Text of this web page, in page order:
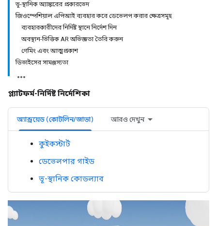
ভূ-স্থানিক অ্যাঙ্করের প্রকারভেদ
জিওস্পেশিয়াল এপিআই ব্যবহার করে ডেভেলপ করার ক্ষেত্রসমূহ
ব্যবহারকারীদের নির্দিষ্ট স্থানে নির্দেশ দিন
অবস্থান-ভিত্তিক AR অভিজ্ঞতা তৈরি করুন
গেমিং এবং আত্মপ্রকাশ
ডিভাইসের সামঞ্জস্যতা
প্ল্যাটফর্ম-নির্দিষ্ট নির্দেশিকা
অ্যান্ড্রয়েড (কোটলিন/জাভা) আরও দেখুন
কুইকস্টার্ট
ডেভেলপার গাইড
ভূ-স্থানিক কোডল্যাব